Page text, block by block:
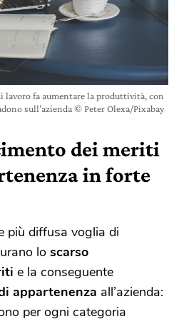
fa aumentare la produttività, con
sull’azienda © Peter Olexa/Pixabay
dei meriti
in forte
più diffusa voglia di
lo scarso
e la conseguente
appartenenza all’azienda:
per ogni categoria